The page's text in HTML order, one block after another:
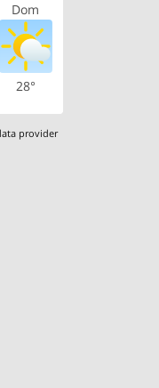
Dom
28°
provider